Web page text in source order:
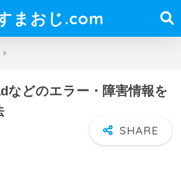
まおじ.com
などのエラー・障害情報を